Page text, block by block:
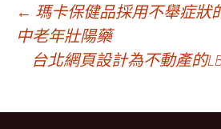
文
章
← 瑪卡保健品採用不舉症狀
中老年壯陽藥
台北網頁設計為不動產的